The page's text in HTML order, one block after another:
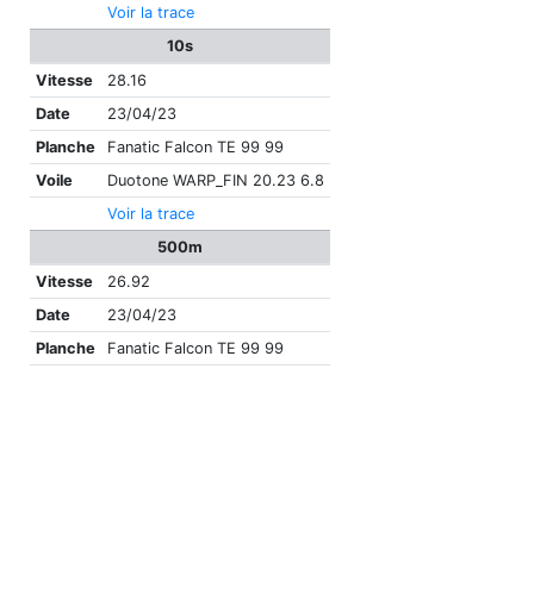
Voir la trace
10s
Vitesse
28.16
Date
23/04/23
Planche
Fanatic Falcon TE 99 99
Voile
Duotone WARP_FIN 20.23 6.8
Voir la trace
500m
Vitesse
26.92
Date
23/04/23
Planche
Fanatic Falcon TE 99 99